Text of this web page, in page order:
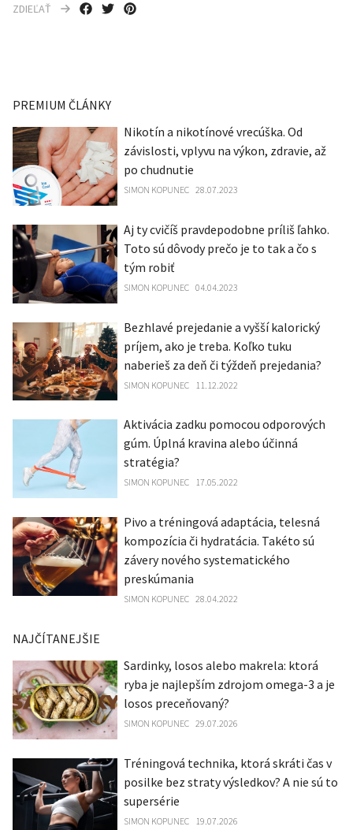
ZDIEĽAŤ
PREMIUM ČLÁNKY
Nikotín a nikotínové vrecúška. Od
závislosti, vplyvu na výkon, zdravie, až
po chudnutie
SIMON KOPUNEC 28.07.2023
Aj ty cvičíš pravdepodobne príliš ľahko.
Toto sú dôvody prečo je to tak a čo s
tým robiť
SIMON KOPUNEC 04.04.2023
Bezhlavé prejedanie a vyšší kalorický
príjem, ako je treba. Koľko tuku
naberieš za deň či týždeň prejedania?
SIMON KOPUNEC 11.12.2022
Aktivácia zadku pomocou odporových
gúm. Úplná kravina alebo účinná
stratégia?
SIMON KOPUNEC 17.05.2022
Pivo a tréningová adaptácia, telesná
kompozícia či hydratácia. Takéto sú
závery nového systematického
preskúmania
SIMON KOPUNEC 28.04.2022
NAJČÍTANEJŠIE
Sardinky, losos alebo makrela: ktorá
ryba je najlepším zdrojom omega-3 a je
losos preceňovaný?
SIMON KOPUNEC 29.07.2026
Tréningová technika, ktorá skráti čas v
posilke bez straty výsledkov? A nie sú to
supersérie
SIMON KOPUNEC 19.07.2026